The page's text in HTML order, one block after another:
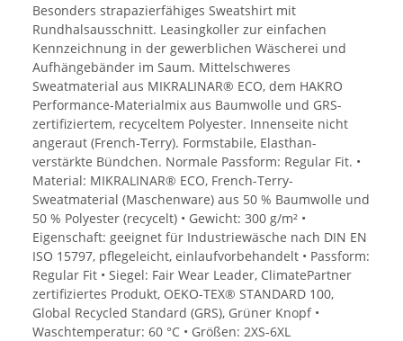
Besonders strapazierfähiges Sweatshirt mit
Rundhalsausschnitt. Leasingkoller zur einfachen
Kennzeichnung in der gewerblichen Wäscherei und
Aufhängebänder im Saum. Mittelschweres
Sweatmaterial aus MIKRALINAR® ECO, dem HAKRO
Performance-Materialmix aus Baumwolle und GRS-
zertifiziertem, recyceltem Polyester. Innenseite nicht
angeraut (French-Terry). Formstabile, Elasthan-
verstärkte Bündchen. Normale Passform: Regular Fit. •
Material: MIKRALINAR® ECO, French-Terry-
Sweatmaterial (Maschenware) aus 50 % Baumwolle und
50 % Polyester (recycelt) • Gewicht: 300 g/m² •
Eigenschaft: geeignet für Industriewäsche nach DIN EN
ISO 15797, pflegeleicht, einlaufvorbehandelt • Passform:
Regular Fit • Siegel: Fair Wear Leader, ClimatePartner
zertifiziertes Produkt, OEKO-TEX® STANDARD 100,
Global Recycled Standard (GRS), Grüner Knopf •
Waschtemperatur: 60 °C • Größen: 2XS-6XL